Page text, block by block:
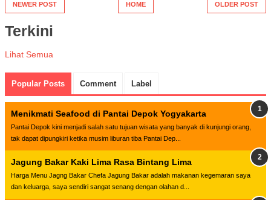
NEWER POST OLDER POST
HOME
Terkini
Lihat Semua
Popular Posts Comment Label
Menikmati Seafood di Pantai Depok Yogyakarta
Pantai Depok kini menjadi salah satu tujuan wisata yang banyak di kunjungi orang,
tak dapat dipungkiri ketika musim liburan tiba Pantai Dep...
Jagung Bakar Kaki Lima Rasa Bintang Lima
Harga Menu Jagng Bakar Chefa Jagung Bakar adalah makanan kegemaran saya
dan keluarga, saya sendiri sangat senang dengan olahan d...